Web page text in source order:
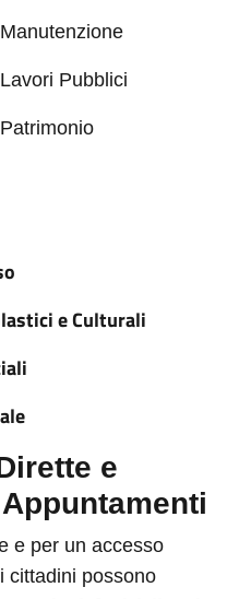
Pubblici
e Culturali
e
e per un accesso
cittadini possono